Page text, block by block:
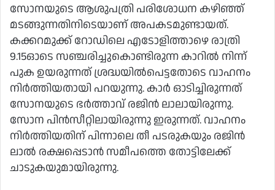
സോനയുടെ ആശുപത്രി പരിശോധന കഴിഞ്ഞ്
മടങ്ങുന്നതിനിടെയാണ് അപകടമുണ്ടായത്.
കക്കറമുക്ക് റോഡിലെ എടോളിത്താഴെ രാത്രി
9.15ഓടെ സഞ്ചരിച്ചുകൊണ്ടിരുന്ന കാറില്‍ നിന്ന്
പുക ഉയരുന്നത് ശ്രദ്ധയില്‍പെട്ടതോടെ വാഹനം
നിര്‍ത്തിയതായി പറയുന്നു. കാര്‍ ഓടിച്ചിരുന്നത്
സോനയുടെ ഭര്‍ത്താവ് രജിന്‍ ലാലായിരുന്നു.
സോന പിന്‍സീറ്റിലായിരുന്നു ഇരുന്നത്. വാഹനം
നിര്‍ത്തിയതിന് പിന്നാലെ തീ പടരുകയും രജിന്‍
ലാല്‍ രക്ഷപ്പെടാന്‍ സമീപത്തെ തോട്ടിലേക്ക്
ചാടുകയുമായിരുന്നു.